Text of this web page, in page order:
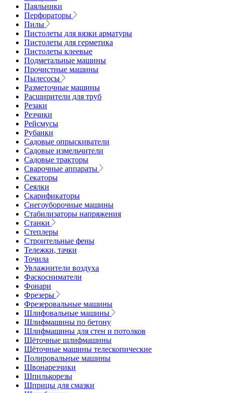
Паяльники
Перфораторы
Пилы
Пистолеты для вязки арматуры
Пистолеты для герметика
Пистолеты клеевые
Подметальные машины
Прочистные машины
Пылесосы
Разметочные машины
Расширители для труб
Резаки
Резчики
Рейсмусы
Рубанки
Садовые опрыскиватели
Садовые измельчители
Садовые тракторы
Сварочные аппараты
Секаторы
Сеялки
Скарификаторы
Снегоуборочные машины
Стабилизаторы напряжения
Станки
Степлеры
Строительные фены
Тележки, тачки
Точила
Увлажнители воздуха
Фаскосниматели
Фонари
Фрезеры
Фрезеровальные машины
Шлифовальные машины
Шлифмашины по бетону
Шлифмашины для стен и потолков
Щёточные шлифмашины
Щёточные машины телескопические
Полировальные машины
Швонарезчики
Шпилькорезы
Шприцы для смазки